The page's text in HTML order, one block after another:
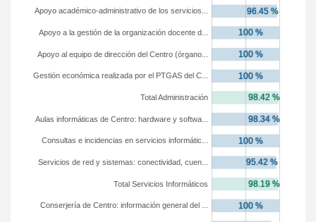
Conserjería de Centro: información general del ...
Total Servicios Informáticos
Servicios de red y sistemas: conectividad, cuen...
Consultas e incidencias en servicios informátic...
Aulas informáticas de Centro: hardware y softwa...
Total Administración
Gestión económica realizada por el PTGAS del C...
Apoyo al equipo de dirección del Centro (órgano...
Apoyo a la gestión de la organización docente d...
Apoyo académico-administrativo de los servicios...